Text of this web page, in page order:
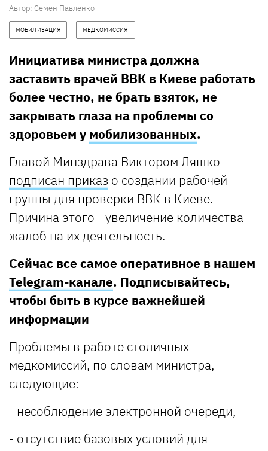
Автор: Семен Павленко
МОБИЛИЗАЦИЯ МЕДКОМИССИЯ
Инициатива министра должна
заставить врачей ВВК в Киеве работать
более честно, не брать взяток, не
закрывать глаза на проблемы со
здоровьем у мобилизованных.
Главой Минздрава Виктором Ляшко
подписан приказ о создании рабочей
группы для проверки ВВК в Киеве.
Причина этого - увеличение количества
жалоб на их деятельность.
Сейчас все самое оперативное в нашем
Telegram-канале. Подписывайтесь,
чтобы быть в курсе важнейшей
информации
Проблемы в работе столичных
медкомиссий, по словам министра,
следующие:
- несоблюдение электронной очереди,
- отсутствие базовых условий для